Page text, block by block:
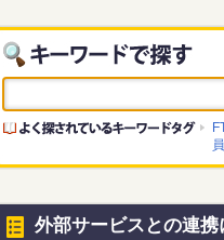
外部サービスとの連携